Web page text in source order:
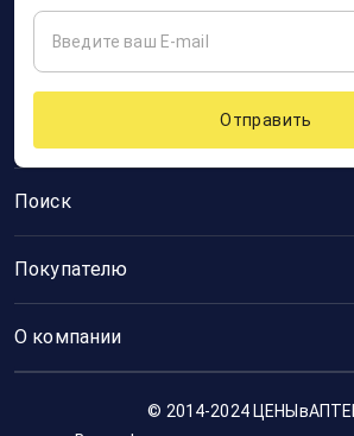
Поиск
Покупателю
О компании
Отправить
© 2014-2024